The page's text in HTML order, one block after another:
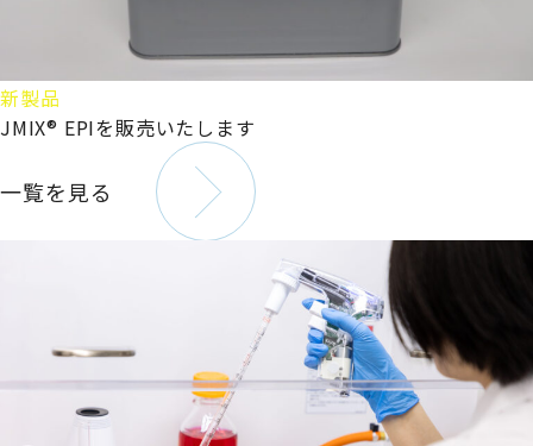
新製品
JMIX® EPIを販売いたします
一覧を見る